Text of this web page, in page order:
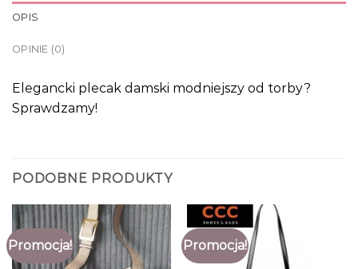
OPIS
OPINIE (0)
Elegancki plecak damski modniejszy od torby?
Sprawdzamy!
PODOBNE PRODUKTY
Promocja! Promocja!